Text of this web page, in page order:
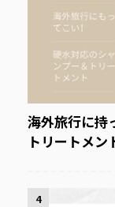
海外旅行に持
トリートメン
4